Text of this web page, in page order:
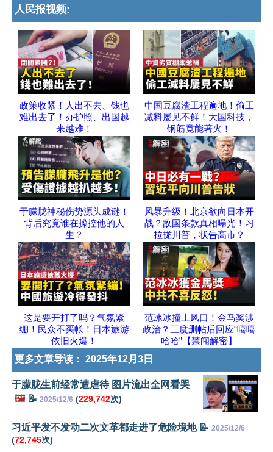
人民报视频:
政策收紧！人出不去、钱也
难出去了！办护照、出国越
来越难！
中国豆腐渣工程遍地！偷工
减料屡见不鲜！大国科技，
钢筋竟能著火！
于朦胧神秘伤势源头成谜！
背后究竟谁在操控他的人
生？
风暴升级！北京欲向日本开
战？敌国条款真相曝光！习
拉拢川普，状告高市？
这是要开打了吗？气氛紧
绷！民众不买帐！日本旅游
依旧火爆！
范冰冰撞上风口！金马奖涉
政治？三度删帖后回应“嘻嘻
哈哈”【禁闻解密】
更多文章导读： 2025年12月3日
于朦胧生前经常遭虐待 图片流出全网看哭
🖼️📝 2025/12/6 (229,742次)
习近平发不发动二次文革都走进了危险境地 📝 2025/12/6
(72,745次)